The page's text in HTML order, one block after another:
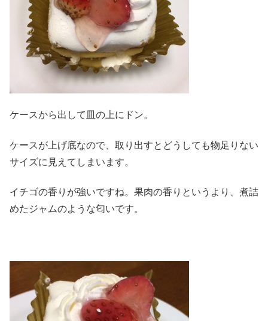
ケースから出して皿の上にドン。
ケースが上げ底なので、取り出すとどうしても物足りない
サイズに見えてしまいます。
イチゴの香りが強いですね。果肉の香りというより、煮詰
めたジャムのような匂いです。